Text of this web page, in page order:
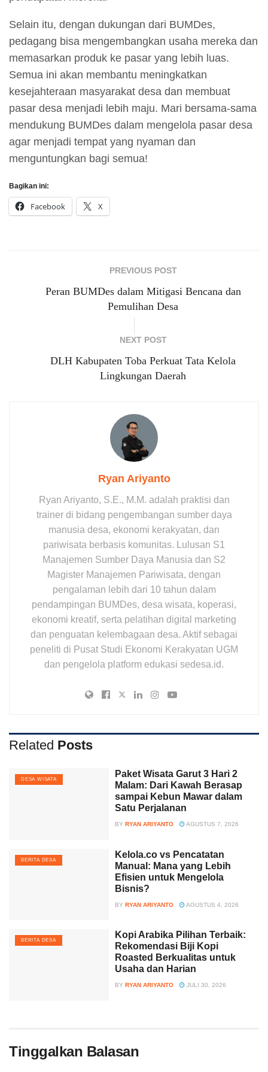
Selain itu, dengan dukungan dari BUMDes,
pedagang bisa mengembangkan usaha mereka dan
memasarkan produk ke pasar yang lebih luas.
Semua ini akan membantu meningkatkan
kesejahteraan masyarakat desa dan membuat
pasar desa menjadi lebih maju. Mari bersama-sama
mendukung BUMDes dalam mengelola pasar desa
agar menjadi tempat yang nyaman dan
menguntungkan bagi semua!
Bagikan ini:
Facebook X
PREVIOUS POST
Peran BUMDes dalam Mitigasi Bencana dan
Pemulihan Desa
NEXT POST
DLH Kabupaten Toba Perkuat Tata Kelola
Lingkungan Daerah
Ryan Ariyanto
Ryan Ariyanto, S.E., M.M. adalah praktisi dan
trainer di bidang pengembangan sumber daya
manusia desa, ekonomi kerakyatan, dan
pariwisata berbasis komunitas. Lulusan S1
Manajemen Sumber Daya Manusia dan S2
Magister Manajemen Pariwisata, dengan
pengalaman lebih dari 10 tahun dalam
pendampingan BUMDes, desa wisata, koperasi,
ekonomi kreatif, serta pelatihan digital marketing
dan penguatan kelembagaan desa. Aktif sebagai
peneliti di Pusat Studi Ekonomi Kerakyatan UGM
dan pengelola platform edukasi sedesa.id.
Related Posts
DESA WISATA
Paket Wisata Garut 3 Hari 2
Malam: Dari Kawah Berasap
sampai Kebun Mawar dalam
Satu Perjalanan
BY RYAN ARIYANTO AGUSTUS 7, 2026
BERITA DESA
Kelola.co vs Pencatatan
Manual: Mana yang Lebih
Efisien untuk Mengelola
Bisnis?
BY RYAN ARIYANTO AGUSTUS 4, 2026
BERITA DESA
Kopi Arabika Pilihan Terbaik:
Rekomendasi Biji Kopi
Roasted Berkualitas untuk
Usaha dan Harian
BY RYAN ARIYANTO JULI 30, 2026
Tinggalkan Balasan